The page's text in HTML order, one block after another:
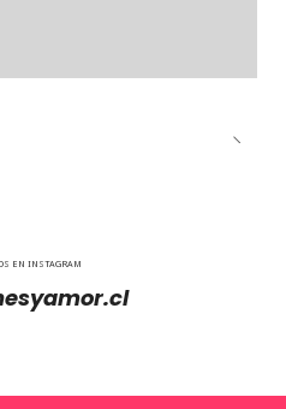
EN INSTAGRAM